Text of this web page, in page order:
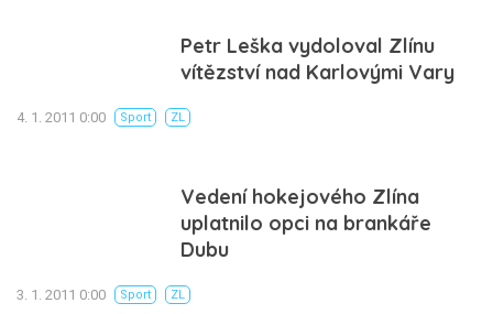
Petr Leška vydoloval Zlínu
vítězství nad Karlovými Vary
4. 1. 2011 0:00 Sport ZL
Vedení hokejového Zlína
uplatnilo opci na brankáře
Dubu
3. 1. 2011 0:00 Sport ZL